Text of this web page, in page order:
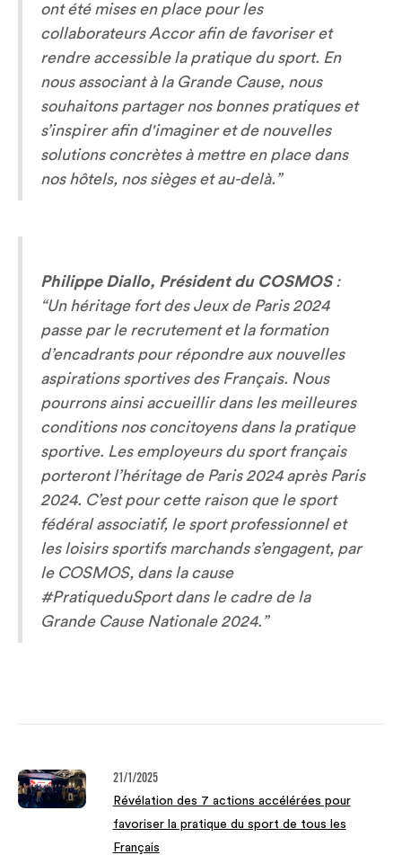
ont été mises en place pour les
collaborateurs Accor afin de favoriser et
rendre accessible la pratique du sport. En
nous associant à la Grande Cause, nous
souhaitons partager nos bonnes pratiques et
s’inspirer afin d'imaginer et de nouvelles
solutions concrètes à mettre en place dans
nos hôtels, nos sièges et au-delà.”
Philippe Diallo, Président du COSMOS:
“Un héritage fort des Jeux de Paris 2024
passe par le recrutement et la formation
d’encadrants pour répondre aux nouvelles
aspirations sportives des Français. Nous
pourrons ainsi accueillir dans les meilleures
conditions nos concitoyens dans la pratique
sportive. Les employeurs du sport français
porteront l’héritage de Paris 2024 après Paris
2024. C’est pour cette raison que le sport
fédéral associatif, le sport professionnel et
les loisirs sportifs marchands s’engagent, par
le COSMOS, dans la cause
#PratiqueduSport dans le cadre de la
Grande Cause Nationale 2024.”
21/1/2025
Révélation des 7 actions accélérées pour
favoriser la pratique du sport de tous les
Français